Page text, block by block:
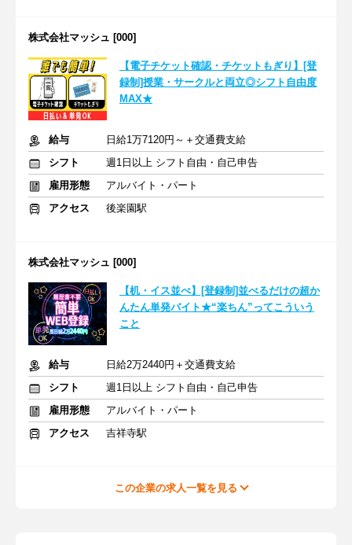
株式会社マッシュ [000]
【電子チケット確認・チケットもぎり】[登
録制]授業・サークルと両立◎シフト自由度
MAX★
給与
日給1万7120円～＋交通費支給
シフト
週1日以上 シフト自由・自己申告
雇用形態
アルバイト・パート
アクセス
後楽園駅
株式会社マッシュ [000]
【机・イス並べ】[登録制]並べるだけの超か
んたん単発バイト★“楽ちん”ってこういう
こと
給与
日給2万2440円＋交通費支給
シフト
週1日以上 シフト自由・自己申告
雇用形態
アルバイト・パート
アクセス
吉祥寺駅
この企業の求人一覧を見る